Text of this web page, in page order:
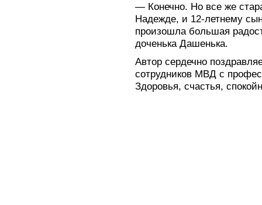
— Конечно. Но все же
Надежде, и 12-летнему
произошла большая
доченька Дашенька.
Автор сердечно
сотрудников МВД с
Здоровья, счастья,